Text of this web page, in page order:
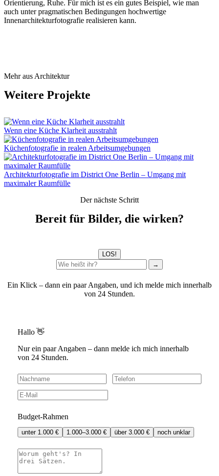
Orientierung, Ruhe. Für mich ist es ein gutes Beispiel, wie man
auch unter pragmatischen Bedingungen hochwertige
Innenarchitektur­fotografie realisieren kann.
Mehr aus Architektur
Weitere Projekte
Wenn eine Küche Klarheit ausstrahlt
Küchenfotografie in realen Arbeitsumgebungen
Architekturfotografie im District One Berlin – Umgang mit
maximaler Raumfülle
Der nächste Schritt
Bereit für Bilder, die wirken?
LOS!
→
Ein Klick – dann ein paar Angaben, und ich melde mich innerhalb
von 24 Stunden.
Hallo 👋
Nur ein paar Angaben – dann melde ich mich innerhalb
von 24 Stunden.
Budget-Rahmen
unter 1.000 € 1.000–3.000 € über 3.000 € noch unklar